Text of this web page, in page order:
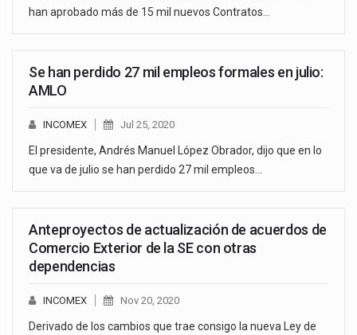
han aprobado más de 15 mil nuevos Contratos…
Se han perdido 27 mil empleos formales en julio:
AMLO
INCOMEX Jul 25, 2020
El presidente, Andrés Manuel López Obrador, dijo que en lo
que va de julio se han perdido 27 mil empleos…
Anteproyectos de actualización de acuerdos de
Comercio Exterior de la SE con otras
dependencias
INCOMEX Nov 20, 2020
Derivado de los cambios que trae consigo la nueva Ley de